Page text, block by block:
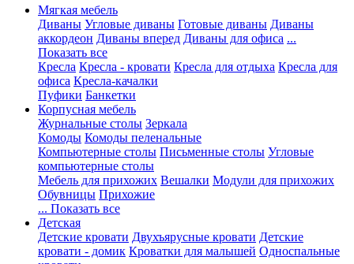
Мягкая мебель
Диваны Угловые диваны Готовые диваны Диваны
аккордеон Диваны вперед Диваны для офиса ...
Показать все
Кресла Кресла - кровати Кресла для отдыха Кресла для
офиса Кресла-качалки
Пуфики Банкетки
Корпусная мебель
Журнальные столы Зеркала
Комоды Комоды пеленальные
Компьютерные столы Письменные столы Угловые
компьютерные столы
Мебель для прихожих Вешалки Модули для прихожих
Обувницы Прихожие
... Показать все
Детская
Детские кровати Двухъярусные кровати Детские
кровати - домик Кроватки для малышей Односпальные